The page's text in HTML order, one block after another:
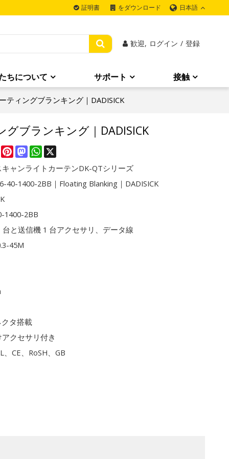
証明書 をダウンロード 日本語
歓迎, ログイン / 登録
ちについて サポート 接触
ティングブランキング｜DADISICK
グブランキング｜DADISICK
Facebook
PinterestMastodonWhatsApp
キャンライトカーテンDK-QTシリーズ
40-1400-2BB｜Floating Blanking｜DADISICK
1400-2BB
台と送信機 1 台アクセサリ、データ線
45M
タ搭載
クセサリ付き
、CE、RoSH、GB